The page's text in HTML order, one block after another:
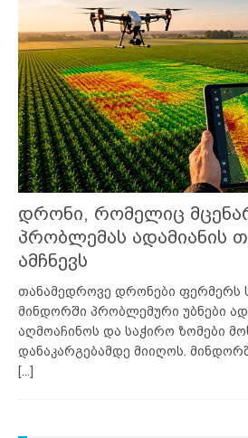
დრონი, რომელიც
პრობლემას ადამიანის
ამჩნევს
თანამედროვე დრონები ფერმერს
მინდორში პრობლემური უბნები
აღმოაჩინოს და საჭირო ზომები
დანაკარგებამდე მიიღოს.
[...]